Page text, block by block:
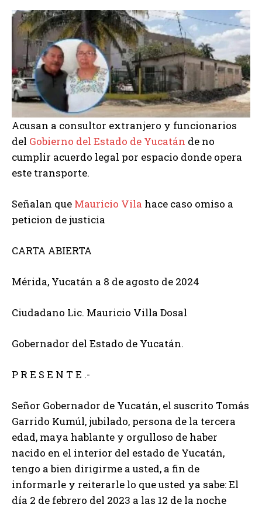
Acusan a consultor extranjero y funcionarios
del Gobierno del Estado de Yucatán de no
cumplir acuerdo legal por espacio donde opera
este transporte.
Señalan que Mauricio Vila hace caso omiso a
peticion de justicia
CARTA ABIERTA
Mérida, Yucatán a 8 de agosto de 2024
Ciudadano Lic. Mauricio Villa Dosal
Gobernador del Estado de Yucatán.
P R E S E N T E .-
Señor Gobernador de Yucatán, el suscrito Tomás
Garrido Kumúl, jubilado, persona de la tercera
edad, maya hablante y orgulloso de haber
nacido en el interior del estado de Yucatán,
tengo a bien dirigirme a usted, a fin de
informarle y reiterarle lo que usted ya sabe: El
día 2 de febrero del 2023 a las 12 de la noche